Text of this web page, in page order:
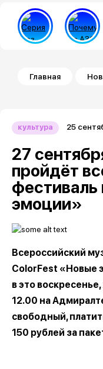
Строка
Главная
культура 25
27
пройдёт
эмоции»
Всероссийский
ColorFest «Новые
в это
12.00 на
свободный,
150 рублей за